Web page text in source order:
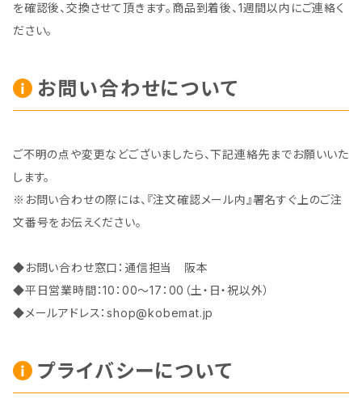
を確認後、交換させて頂きます。商品到着後、1週間以内にご連絡く
ださい。
お問い合わせについて
ご不明の点や変更などございましたら、下記連絡先までお願いいた
します。
※お問い合わせの際には、『注文確認メール内』署名すぐ上のご注
文番号をお伝えください。
◆お問い合わせ窓口：通信担当 阪本
◆平日営業時間：10：00～17：00（土・日・祝以外）
◆メールアドレス：shop@kobemat.jp
プライバシーについて